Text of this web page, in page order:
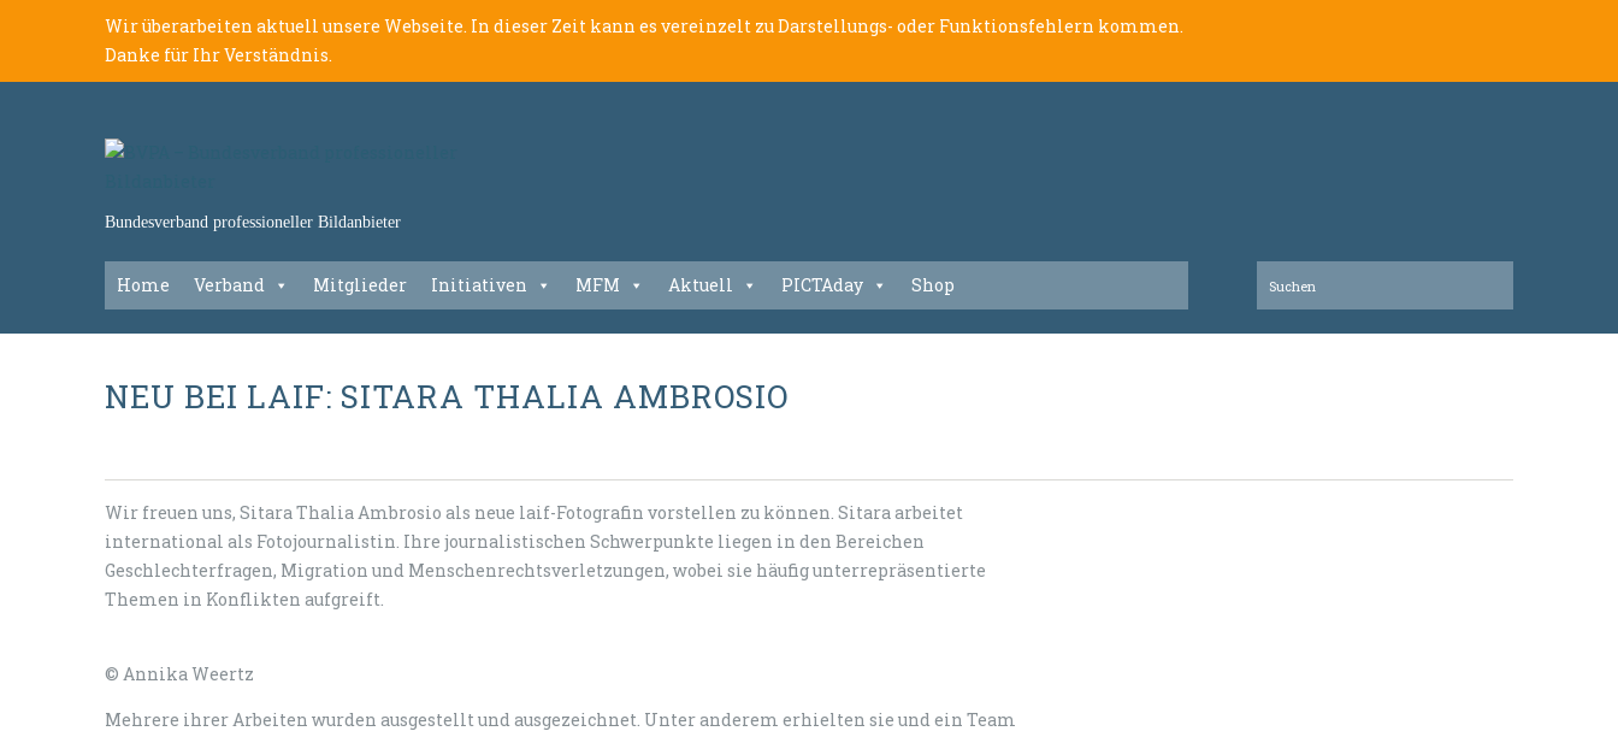
Wir überarbeiten aktuell unsere Webseite. In dieser Zeit kann es vereinzelt zu Darstellungs- oder Funktionsfehlern kommen.
Danke für Ihr Verständnis.
Bundesverband professioneller Bildanbieter
Home Verband Mitglieder Initiativen MFM Aktuell PICTAday Shop
NEU BEI LAIF: SITARA THALIA AMBROSIO
Wir freuen uns, Sitara Thalia Ambrosio als neue laif-Fotografin vorstellen zu können. Sitara arbeitet
international als Fotojournalistin. Ihre journalistischen Schwerpunkte liegen in den Bereichen
Geschlechterfragen, Migration und Menschenrechtsverletzungen, wobei sie häufig unterrepräsentierte
Themen in Konflikten aufgreift.
© Annika Weertz
Mehrere ihrer Arbeiten wurden ausgestellt und ausgezeichnet. Unter anderem erhielten sie und ein Team